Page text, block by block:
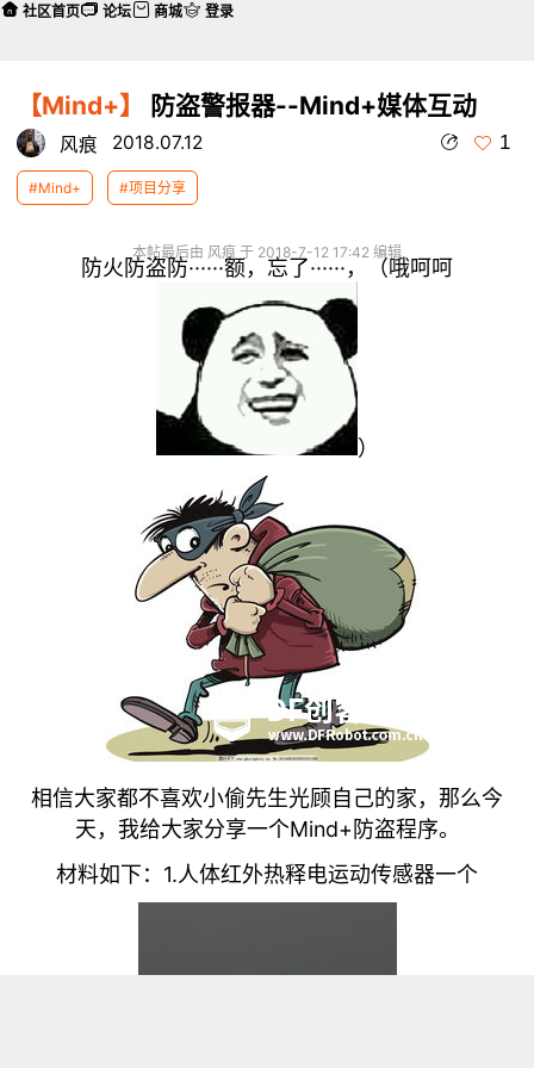
【Mind+】 防盗警报器--Mind+媒体互动
风痕 2018.07.12 1
#Mind+ #项目分享
本帖最后由 风痕 于 2018-7-12 17:42 编辑
防火防盗防······额，忘了······，（哦呵呵
）
相信大家都不喜欢小偷先生光顾自己的家，那么今
天，我给大家分享一个Mind+防盗程序。
材料如下：1.人体红外热释电运动传感器一个
社区首页 论坛 商城 登录